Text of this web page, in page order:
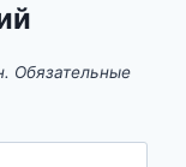
Обязательные